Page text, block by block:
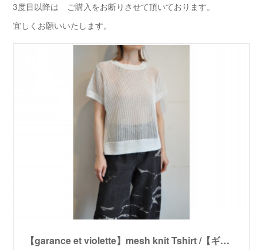
3度目以降は ご購入をお断りさせて頂いております。
宜しくお願いいたします。
【garance et violette】mesh knit Tshirt /【ギャランスエトヴィオレット】メッシュニットTシャツ